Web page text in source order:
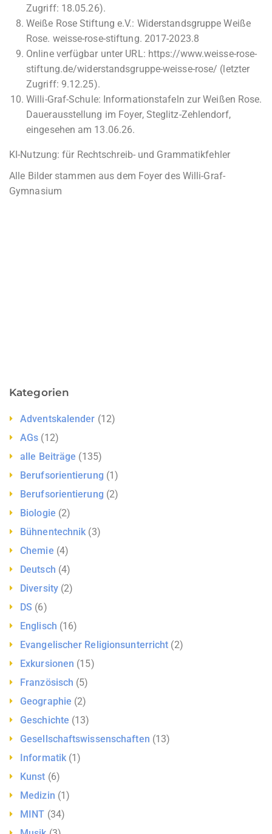
Zugriff: 18.05.26).
Weiße Rose Stiftung e.V.: Widerstandsgruppe Weiße
Rose. weisse-rose-stiftung. 2017-2023.8
Online verfügbar unter URL: https://www.weisse-rose-
stiftung.de/widerstandsgruppe-weisse-rose/ (letzter
Zugriff: 9.12.25).
Willi-Graf-Schule: Informationstafeln zur Weißen Rose.
Dauerausstellung im Foyer, Steglitz-Zehlendorf,
eingesehen am 13.06.26.
KI-Nutzung: für Rechtschreib- und Grammatikfehler
Alle Bilder stammen aus dem Foyer des Willi-Graf-
Gymnasium
Kategorien
Adventskalender (12)
AGs (12)
alle Beiträge (135)
Berufsorientierung (1)
Berufsorientierung (2)
Biologie (2)
Bühnentechnik (3)
Chemie (4)
Deutsch (4)
Diversity(2)
DS (6)
Englisch (16)
Evangelischer Religionsunterricht (2)
Exkursionen (15)
Französisch (5)
Geographie (2)
Geschichte (13)
Gesellschaftswissenschaften (13)
Informatik (1)
Kunst (6)
Medizin (1)
MINT (34)